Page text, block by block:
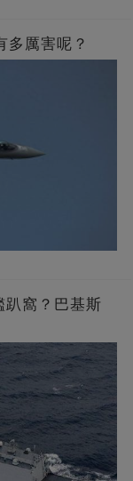
多厲害呢？
趴窩？巴基斯